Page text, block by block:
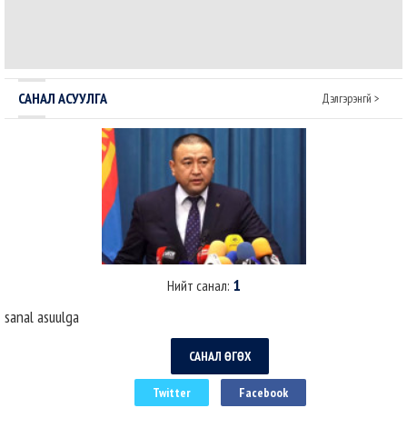
САНАЛ АСУУЛГА Дэлгэрэнгүй >
Нийт санал: 1
sanal asuulga
САНАЛ ӨГӨХ
Twitter Facebook